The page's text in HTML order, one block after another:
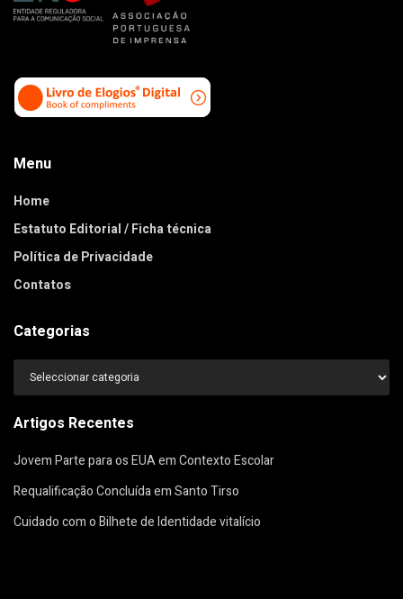
Menu
Home
Estatuto Editorial / Ficha técnica
Política de Privacidade
Contatos
Categorias
Categorias
Artigos Recentes
Jovem Parte para os EUA em Contexto Escolar
Requalificação Concluída em Santo Tirso
Cuidado com o Bilhete de Identidade vitalício